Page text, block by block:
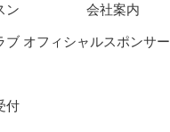
ン 会社案内
ブ オフィシャルスポンサー
付